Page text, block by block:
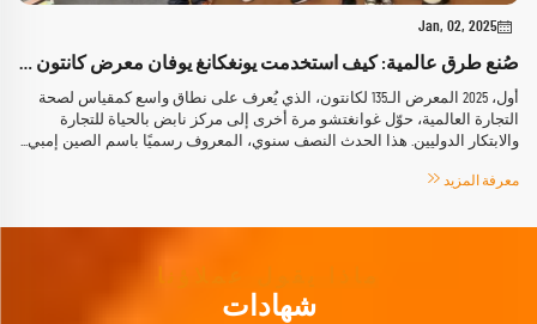
Jan, 02, 2025
صُنع طرق عالمية: كيف استخدمت يونغكانغ يوفان معرض كانتون لتوسيع نطاقها الدولي
أول، 2025 المعرض الـ135 لكانتون، الذي يُعرف على نطاق واسع كمقياس لصحة
التجارة العالمية، حوّل غوانغتشو مرة أخرى إلى مركز نابض بالحياة للتجارة
والابتكار الدوليين. هذا الحدث النصف سنوي، المعروف رسميًا باسم الصين إمبي...
معرفة المزيد
شهادات